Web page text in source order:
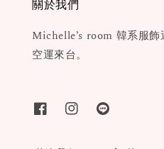
關於我們
Michelle’s room 韓系服
空運來台。